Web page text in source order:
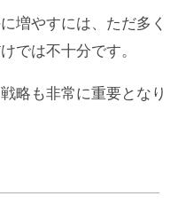
増やすには、ただ多く
では不十分です。
略も非常に重要となり